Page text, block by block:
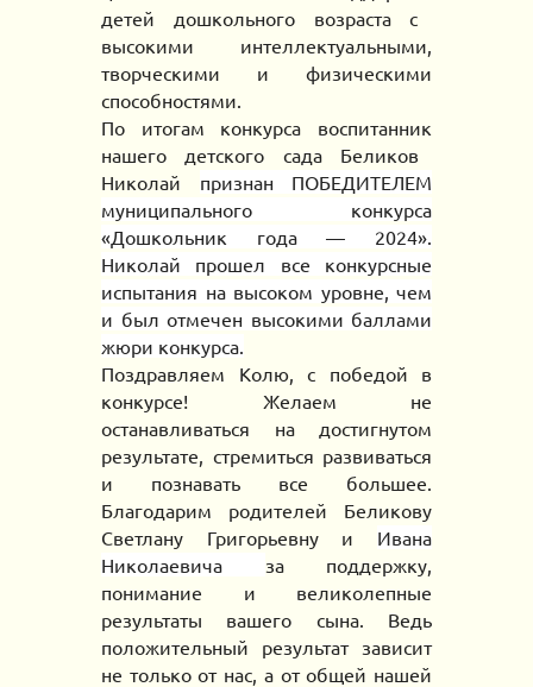
детей дошкольного возраста с
высокими интеллектуальными,
творческими и физическими
способностями.
По итогам конкурса воспитанник
нашего детского сада Беликов
Николай признан ПОБЕДИТЕЛЕМ
муниципального конкурса
«Дошкольник года — 2024».
Николай прошел все конкурсные
испытания на высоком уровне, чем
и был отмечен высокими баллами
жюри конкурса.
Поздравляем Колю, с победой в
конкурсе! Желаем не
останавливаться на достигнутом
результате, стремиться развиваться
и познавать все большее.
Благодарим родителей Беликову
Светлану Григорьевнуи Ивана
Николаевича
за поддержку,
понимание и великолепные
результаты вашего сына. Ведь
положительный результат зависит
не только от нас, а от общей нашей